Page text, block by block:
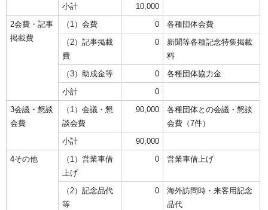
小計
10,000
2会費・記事
掲載費
（1）会費 0
各種団体会費
（2）記事掲載
費
0
新聞等各種記念特集掲載
料
（3）助成金等
0
各種団体協力金
小計
0
3会議・懇談
会費
（1）会議・懇
談会費
90,000
各種団体との会議・懇談
会費（7件）
小計
90,000
4その他
（1）営業車借
上げ
0 営業車借上げ
（2）記念品代
等
0
海外訪問時・来客用記念
品代